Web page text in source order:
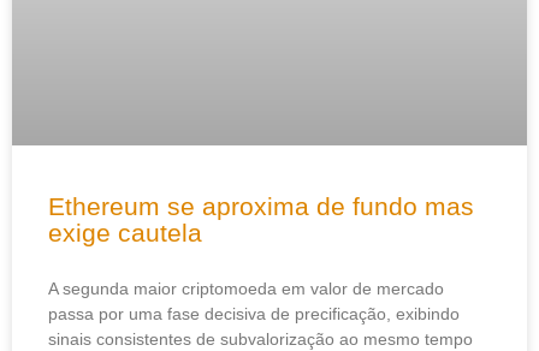
Ethereum se aproxima de fundo mas
exige cautela
A segunda maior criptomoeda em valor de mercado
passa por uma fase decisiva de precificação, exibindo
sinais consistentes de subvalorização ao mesmo tempo